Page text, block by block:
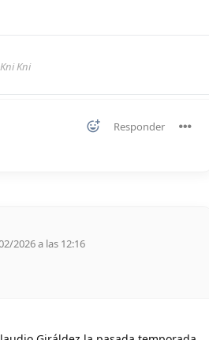
Kni
Responder
2026 a las 12:16